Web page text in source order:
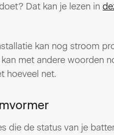
Dat kan je lezen in
kan nog stroom
met andere woorden
hoeveel net.
die de status van je